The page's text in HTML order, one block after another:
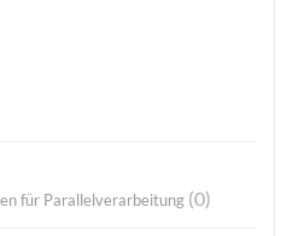
für Parallelverarbeitung (0)